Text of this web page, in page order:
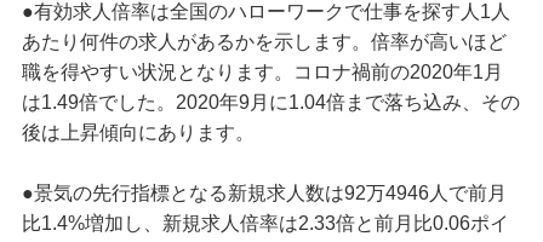
●有効求人倍率は全国のハローワークで仕事を探す人1人
あたり何件の求人があるかを示します。倍率が高いほど
職を得やすい状況となります。コロナ禍前の2020年1月
は1.49倍でした。2020年9月に1.04倍まで落ち込み、その
後は上昇傾向にあります。
●景気の先行指標となる新規求人数は92万4946人で前月
比1.4%増加し、新規求人倍率は2.33倍と前月比0.06ポイ